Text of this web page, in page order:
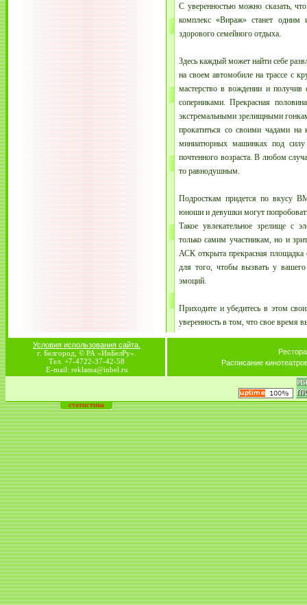
С уверенностью можно сказать,
комплекс «Вираж» станет одним
здорового семейного отдыха.
Здесь каждый может найти себе
на своем автомобиле на трассе с
мастерство в вождении и получив
соперниками. Прекрасная
экстремальными зрелищными
прокатиться со своими чадами на
миниатюрных машинках под силу
почтенного возраста. В любом
то равнодушным.
Подросткам придется по вкусу
юноши и девушки могут
Такое увлекательное зрелище с
только самим участникам, но и
АСК открыта прекрасная
для того, чтобы вызвать у
эмоций.
Приходите и убедитесь в этом
уверенность в том, что свое время
Условия использования сайта.
г. Белгород, © РА «ИнБелРу».
Тел. +7-4722-37-42-58
E-mail: reklama@inbel.ru
Расписание
статистика